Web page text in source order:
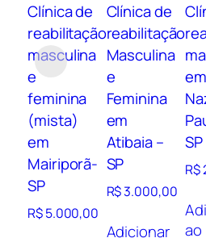
Clínica de
reabilitação
masculina
e
feminina
(mista)
em
Mairiporã-
SP
R$5.000,00
Clínica de
reabilitação
Masculina
e
Feminina
em
Atibaia –
SP
R$3.000,00
Adicionar
em
SP
R$
ao